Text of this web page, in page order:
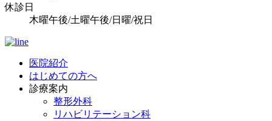
休診日
木曜午後/土曜午後/日曜/祝日
医院紹介
はじめての方へ
診療案内
整形外科
リハビリテーション科